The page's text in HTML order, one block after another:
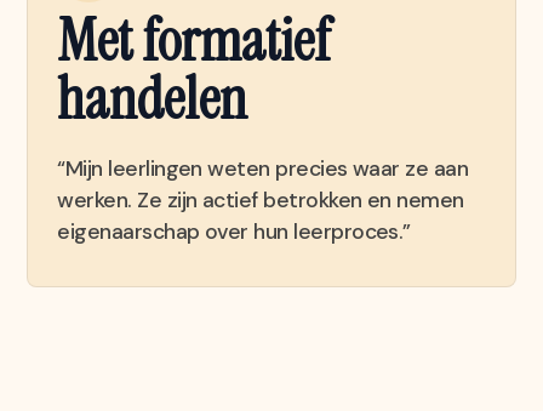
Met formatief
handelen
“Mijn leerlingen weten precies waar ze aan
werken. Ze zijn actief betrokken en nemen
eigenaarschap over hun leerproces.”